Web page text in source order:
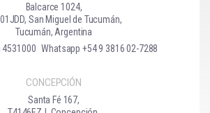
Balcarce 1024,
San Miguel de Tucumán,
Tucumán, Argentina
4531000 Whatsapp +54 9 3816 02-7288
CONCEPCIÓN
Santa Fé 167,